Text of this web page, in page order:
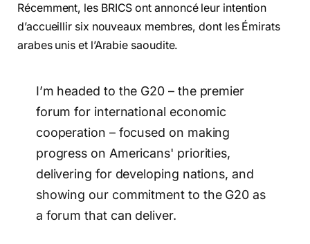
Récemment, les BRICS ont annoncé leur intention
d’accueillir six nouveaux membres, dont les Émirats
arabes unis et l’Arabie saoudite.
I’m headed to the G20 – the premier
forum for international economic
cooperation – focused on making
progress on Americans' priorities,
delivering for developing nations, and
showing our commitment to the G20 as